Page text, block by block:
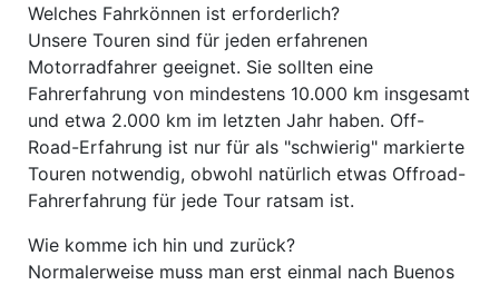
Welches Fahrkönnen ist erforderlich?
Unsere Touren sind für jeden erfahrenen
Motorradfahrer geeignet. Sie sollten eine
Fahrerfahrung von mindestens 10.000 km insgesamt
und etwa 2.000 km im letzten Jahr haben. Off-
Road-Erfahrung ist nur für als "schwierig" markierte
Touren notwendig, obwohl natürlich etwas Offroad-
Fahrerfahrung für jede Tour ratsam ist.
Wie komme ich hin und zurück?
Normalerweise muss man erst einmal nach Buenos